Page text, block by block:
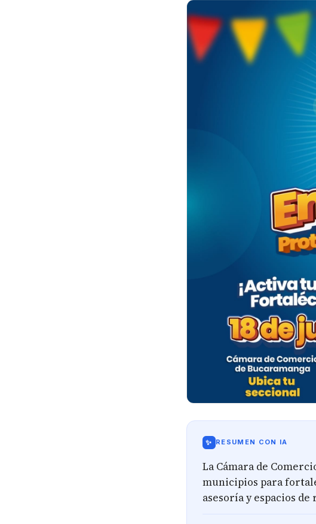
✨ RESUMEN CON IA
La Cámara de
municipios para
asesoría y espacios